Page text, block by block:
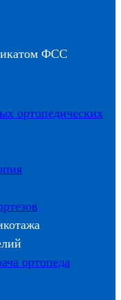
ФСС
ортопедических
ортопеда